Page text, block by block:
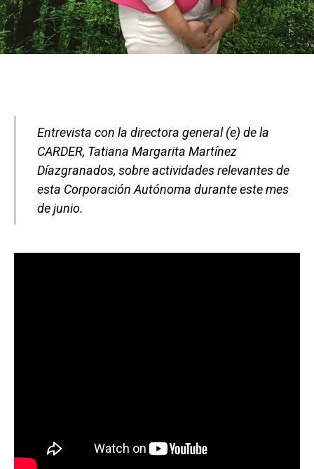
Entrevista con la directora general (e) de la
CARDER, Tatiana Margarita Martínez
Díazgranados, sobre actividades relevantes de
esta Corporación Autónoma durante este mes
de junio.